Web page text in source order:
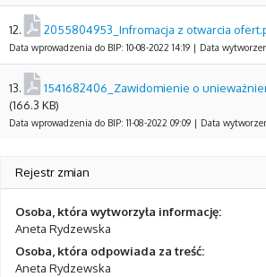
12. 2055804953_Infromacja z otwarcia
Data wprowadzenia do BIP: 10-08-2022 14:19 | Data
13.
1541682406_Zawidomienie o
(166.3 KB)
Data wprowadzenia do BIP: 11-08-2022 09:09 | Data
Rejestr zmian
Osoba, która wytworzyła informację:
Aneta Rydzewska
Osoba, która odpowiada za treść:
Aneta Rydzewska